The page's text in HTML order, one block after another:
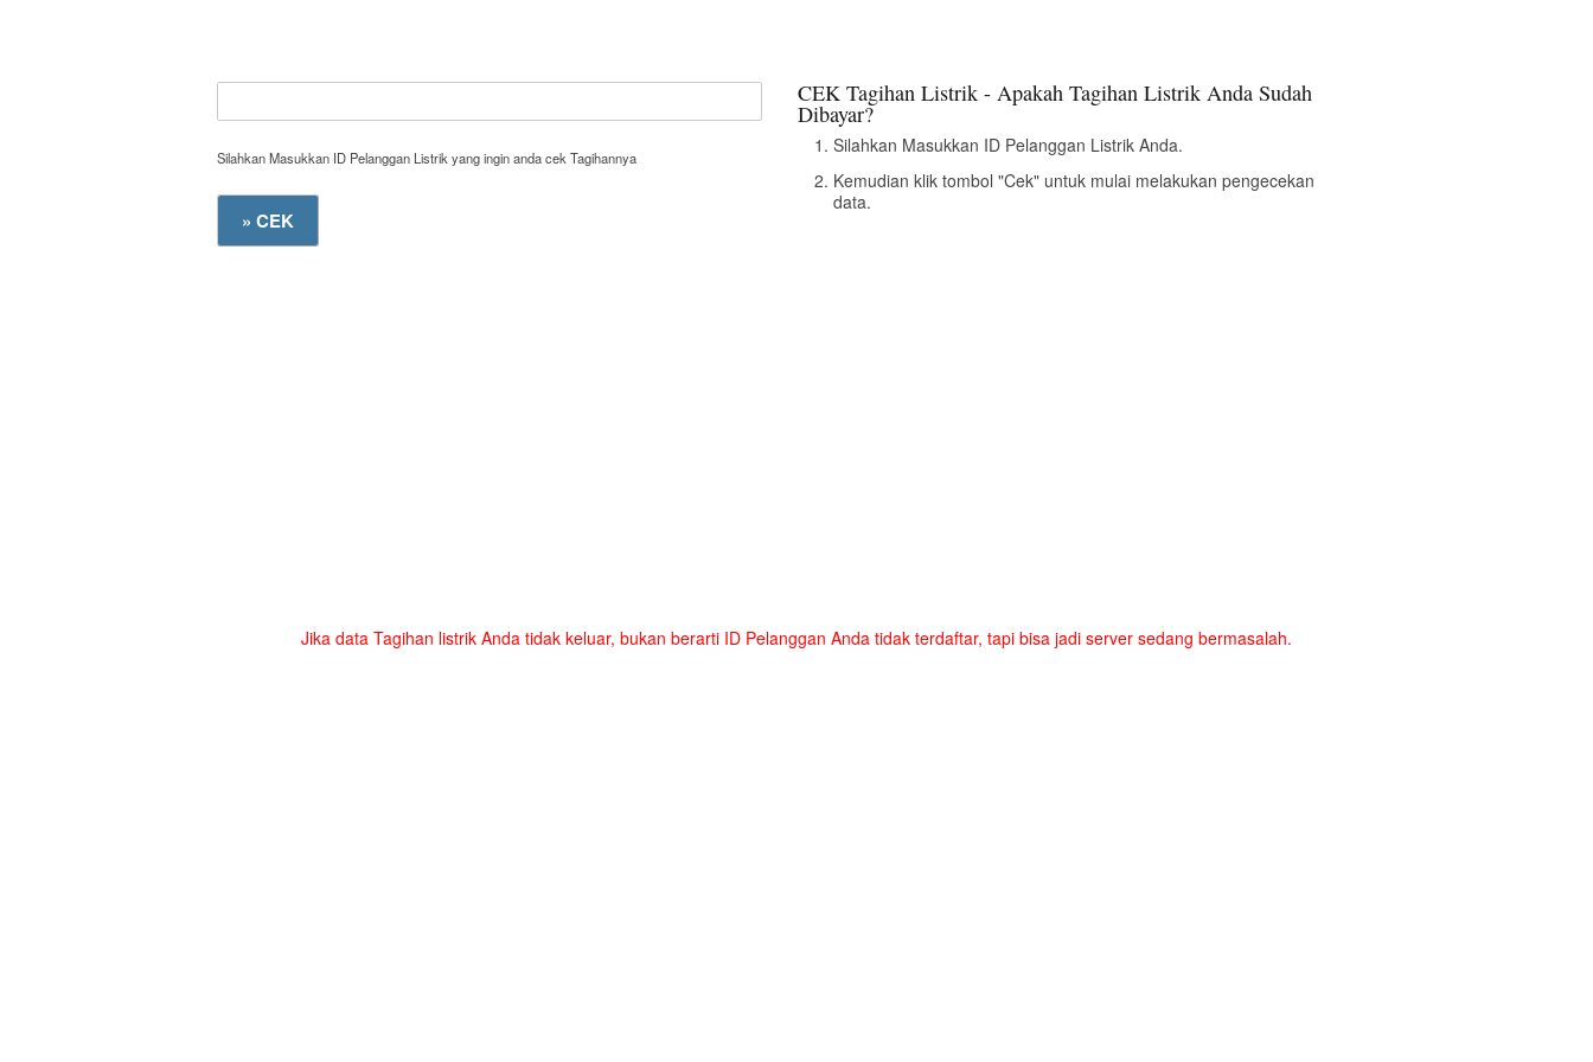
Silahkan Masukkan ID Pelanggan Listrik yang ingin anda cek Tagihannya
CEK Tagihan Listrik - Apakah Tagihan Listrik Anda Sudah
Dibayar?
Silahkan Masukkan ID Pelanggan Listrik Anda.
Kemudian klik tombol "Cek" untuk mulai melakukan pengecekan
data.
Jika data Tagihan listrik Anda tidak keluar, bukan berarti ID Pelanggan Anda tidak terdaftar, tapi bisa jadi server sedang bermasalah.